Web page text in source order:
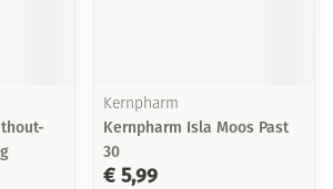
Kernpharm
Kernpharm Isla Moos Past
30
€ 5,99